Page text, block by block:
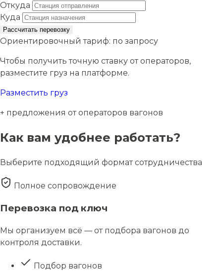
Откуда
Куда
Рассчитать перевозку
Ориентировочный тариф: по запросу
Чтобы получить точную ставку от операторов,
разместите груз на платформе.
Разместить груз
+ предложения от операторов вагонов
Как вам удобнее работать?
Выберите подходящий формат сотрудничества
Полное сопровождение
Перевозка под ключ
Мы организуем всё — от подбора вагонов до
контроля доставки.
Подбор вагонов